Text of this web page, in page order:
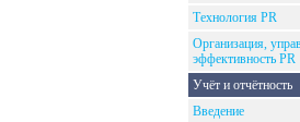
Технология PR
Организация,
эффективность PR
Учёт и отчётность
Введение